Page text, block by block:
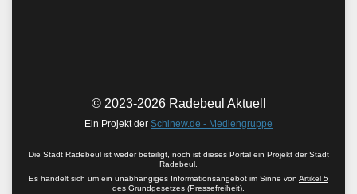
© 2023-2026 Radebeul Aktuell
Ein Projekt der Schinew.de - Mediengruppe
Die Stadt Radebeul ist weder beteiligt, noch ist dieses Portal ein Projekt der Stadt
Radebeul.
Es handelt sich um ein unabhängiges Informationsangebot im Sinne von Artikel 5
des Grundgesetzes (Pressefreiheit).